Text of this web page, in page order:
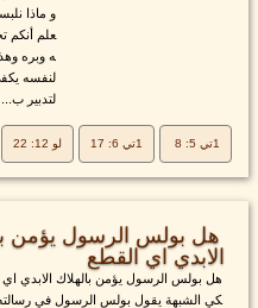
و ماذا
علم أنكم
ه وبره
لنفسه
لتدبير ب...
1تي 5: 8 1تي 6: 17 لو 12: 22
هل بولس الرسول يؤمن
الابدي اي القطع
هل بولس الرسول يؤمن بالهلاك الابدي اي
كي الشبهة يقول بولس الرسول في رسالته